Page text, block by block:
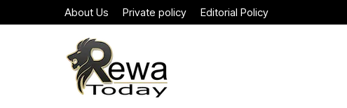
About Us Private policy Editorial Policy